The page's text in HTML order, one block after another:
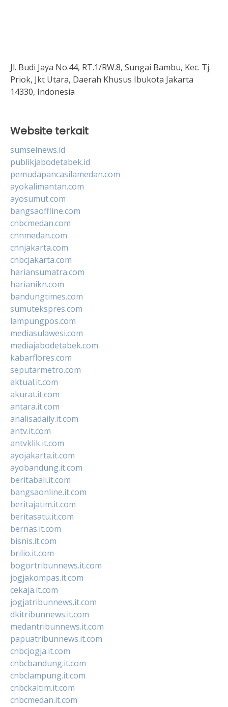
Jl. Budi Jaya No.44, RT.1/RW.8, Sungai Bambu, Kec. Tj.
Priok, Jkt Utara, Daerah Khusus Ibukota Jakarta
14330, Indonesia
Website terkait
sumselnews.id
publikjabodetabek.id
pemudapancasilamedan.com
ayokalimantan.com
ayosumut.com
bangsaoffline.com
cnbcmedan.com
cnnmedan.com
cnnjakarta.com
cnbcjakarta.com
hariansumatra.com
harianikn.com
bandungtimes.com
sumutekspres.com
lampungpos.com
mediasulawesi.com
mediajabodetabek.com
kabarflores.com
seputarmetro.com
aktual.it.com
akurat.it.com
antara.it.com
analisadaily.it.com
antv.it.com
antvklik.it.com
ayojakarta.it.com
ayobandung.it.com
beritabali.it.com
bangsaonline.it.com
beritajatim.it.com
beritasatu.it.com
bernas.it.com
bisnis.it.com
brilio.it.com
bogortribunnews.it.com
jogjakompas.it.com
cekaja.it.com
jogjatribunnews.it.com
dkitribunnews.it.com
medantribunnews.it.com
papuatribunnews.it.com
cnbcjogja.it.com
cnbcbandung.it.com
cnbclampung.it.com
cnbckaltim.it.com
cnbcmedan.it.com